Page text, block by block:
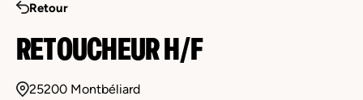
Retour
RETOUCHEUR H/F
25200 Montbéliard